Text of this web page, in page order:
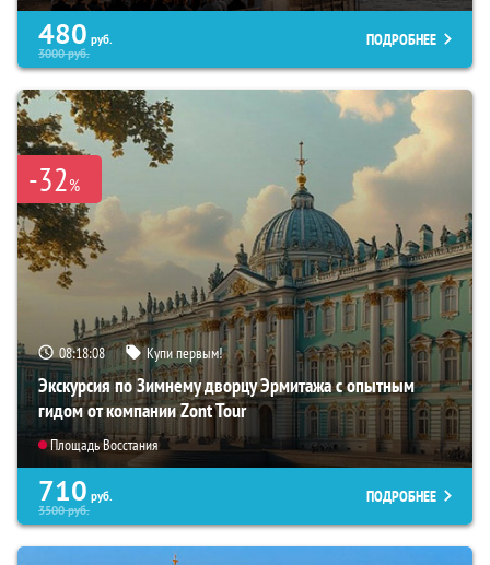
480 руб.
3000руб.
ПОДРОБНЕЕ
-32%
08:18:06 Купи первым!
Экскурсия по Зимнему дворцу Эрмитажа с опытным
гидом от компании Zont Tour
Площадь Восстания
710 руб.
3500руб.
ПОДРОБНЕЕ